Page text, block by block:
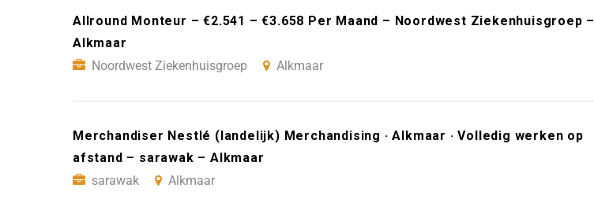
Allround Monteur – €2.541 – €3.658 Per Maand – Noordwest Ziekenhuisgroep –
Alkmaar
Noordwest Ziekenhuisgroep
Alkmaar
Merchandiser Nestlé (landelijk) Merchandising · Alkmaar · Volledig werken op
afstand – sarawak – Alkmaar
sarawak
Alkmaar